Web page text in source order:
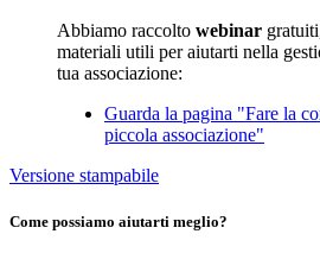
Abbiamo raccolto webinar
materiali utili per aiutarti nella
tua associazione:
Guarda la pagina "Fare la
piccola associazione"
Versione stampabile
Come possiamo aiutarti meglio?